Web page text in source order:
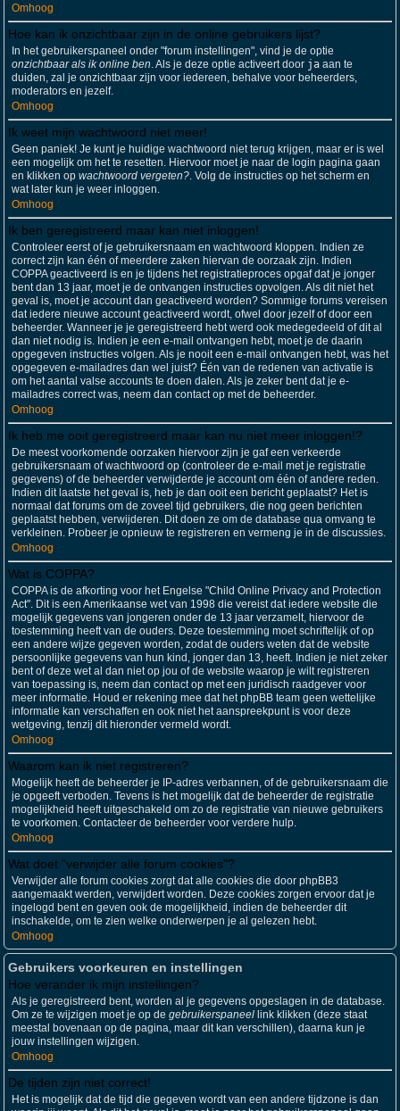
Omhoog
Hoe kan ik onzichtbaar zijn in de online gebruikers lijst?
In het gebruikerspaneel onder "forum instellingen", vind je de optie
onzichtbaar als ik online ben. Als je deze optie activeert door ja aan te
duiden, zal je onzichtbaar zijn voor iedereen, behalve voor beheerders,
moderators en jezelf.
Omhoog
Ik weet mijn wachtwoord niet meer!
Geen paniek! Je kunt je huidige wachtwoord niet terug krijgen, maar er is wel
een mogelijk om het te resetten. Hiervoor moet je naar de login pagina gaan
en klikken op wachtwoord vergeten?. Volg de instructies op het scherm en
wat later kun je weer inloggen.
Omhoog
Ik ben geregistreerd maar kan niet inloggen!
Controleer eerst of je gebruikersnaam en wachtwoord kloppen. Indien ze
correct zijn kan één of meerdere zaken hiervan de oorzaak zijn. Indien
COPPA geactiveerd is en je tijdens het registratieproces opgaf dat je jonger
bent dan 13 jaar, moet je de ontvangen instructies opvolgen. Als dit niet het
geval is, moet je account dan geactiveerd worden? Sommige forums vereisen
dat iedere nieuwe account geactiveerd wordt, ofwel door jezelf of door een
beheerder. Wanneer je je geregistreerd hebt werd ook medegedeeld of dit al
dan niet nodig is. Indien je een e-mail ontvangen hebt, moet je de daarin
opgegeven instructies volgen. Als je nooit een e-mail ontvangen hebt, was het
opgegeven e-mailadres dan wel juist? Één van de redenen van activatie is
om het aantal valse accounts te doen dalen. Als je zeker bent dat je e-
mailadres correct was, neem dan contact op met de beheerder.
Omhoog
Ik heb me ooit geregistreerd maar kan nu niet meer inloggen!?
De meest voorkomende oorzaken hiervoor zijn je gaf een verkeerde
gebruikersnaam of wachtwoord op (controleer de e-mail met je registratie
gegevens) of de beheerder verwijderde je account om één of andere reden.
Indien dit laatste het geval is, heb je dan ooit een bericht geplaatst? Het is
normaal dat forums om de zoveel tijd gebruikers, die nog geen berichten
geplaatst hebben, verwijderen. Dit doen ze om de database qua omvang te
verkleinen. Probeer je opnieuw te registreren en vermeng je in de discussies.
Omhoog
Wat is COPPA?
COPPA is de afkorting voor het Engelse "Child Online Privacy and Protection
Act". Dit is een Amerikaanse wet van 1998 die vereist dat iedere website die
mogelijk gegevens van jongeren onder de 13 jaar verzamelt, hiervoor de
toestemming heeft van de ouders. Deze toestemming moet schriftelijk of op
een andere wijze gegeven worden, zodat de ouders weten dat de website
persoonlijke gegevens van hun kind, jonger dan 13, heeft. Indien je niet zeker
bent of deze wet al dan niet op jou of de website waarop je wilt registreren
van toepassing is, neem dan contact op met een juridisch raadgever voor
meer informatie. Houd er rekening mee dat het phpBB team geen wettelijke
informatie kan verschaffen en ook niet het aanspreekpunt is voor deze
wetgeving, tenzij dit hieronder vermeld wordt.
Omhoog
Waarom kan ik niet registreren?
Mogelijk heeft de beheerder je IP-adres verbannen, of de gebruikersnaam die
je opgeeft verboden. Tevens is het mogelijk dat de beheerder de registratie
mogelijkheid heeft uitgeschakeld om zo de registratie van nieuwe gebruikers
te voorkomen. Contacteer de beheerder voor verdere hulp.
Omhoog
Wat doet "verwijder alle forum cookies"?
Verwijder alle forum cookies zorgt dat alle cookies die door phpBB3
aangemaakt werden, verwijdert worden. Deze cookies zorgen ervoor dat je
ingelogd bent en geven ook de mogelijkheid, indien de beheerder dit
inschakelde, om te zien welke onderwerpen je al gelezen hebt.
Omhoog
Gebruikers voorkeuren en instellingen
Hoe verander ik mijn instellingen?
Als je geregistreerd bent, worden al je gegevens opgeslagen in de database.
Om ze te wijzigen moet je op de gebruikerspaneel link klikken (deze staat
meestal bovenaan op de pagina, maar dit kan verschillen), daarna kun je
jouw instellingen wijzigen.
Omhoog
De tijden zijn niet correct!
Het is mogelijk dat de tijd die gegeven wordt van een andere tijdzone is dan